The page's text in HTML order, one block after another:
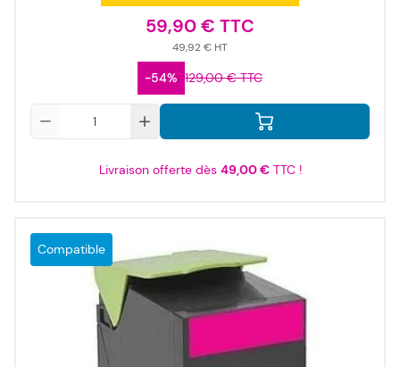
59,90 €
49,92 €
-54% 129,00 €
Livraison offerte dès 49,00 €TTC !
Compatible